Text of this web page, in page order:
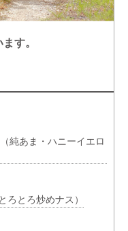
す。
純あま・ハニーイエロ
ろとろ炒めナス）